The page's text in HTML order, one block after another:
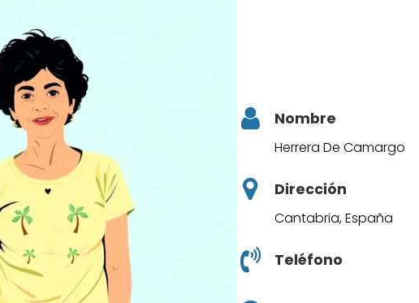
Nombre
Herrera De Camargo
Dirección
Cantabria, España
Teléfono